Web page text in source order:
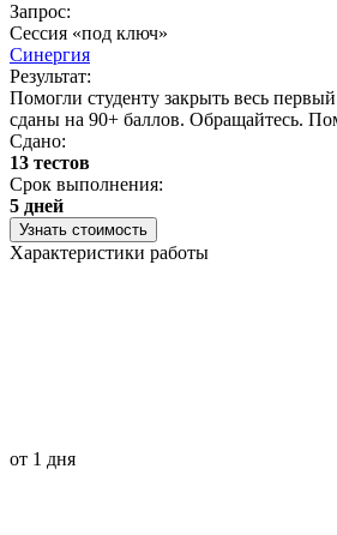
Запрос:
Сессия «под ключ»
Синергия
Результат:
Помогли студенту закрыть весь
сданы на 90+ баллов. Обращайтесь.
Сдано:
13 тестов
Срок выполнения:
5 дней
Узнать стоимость
Характеристики работы
от 1 дня